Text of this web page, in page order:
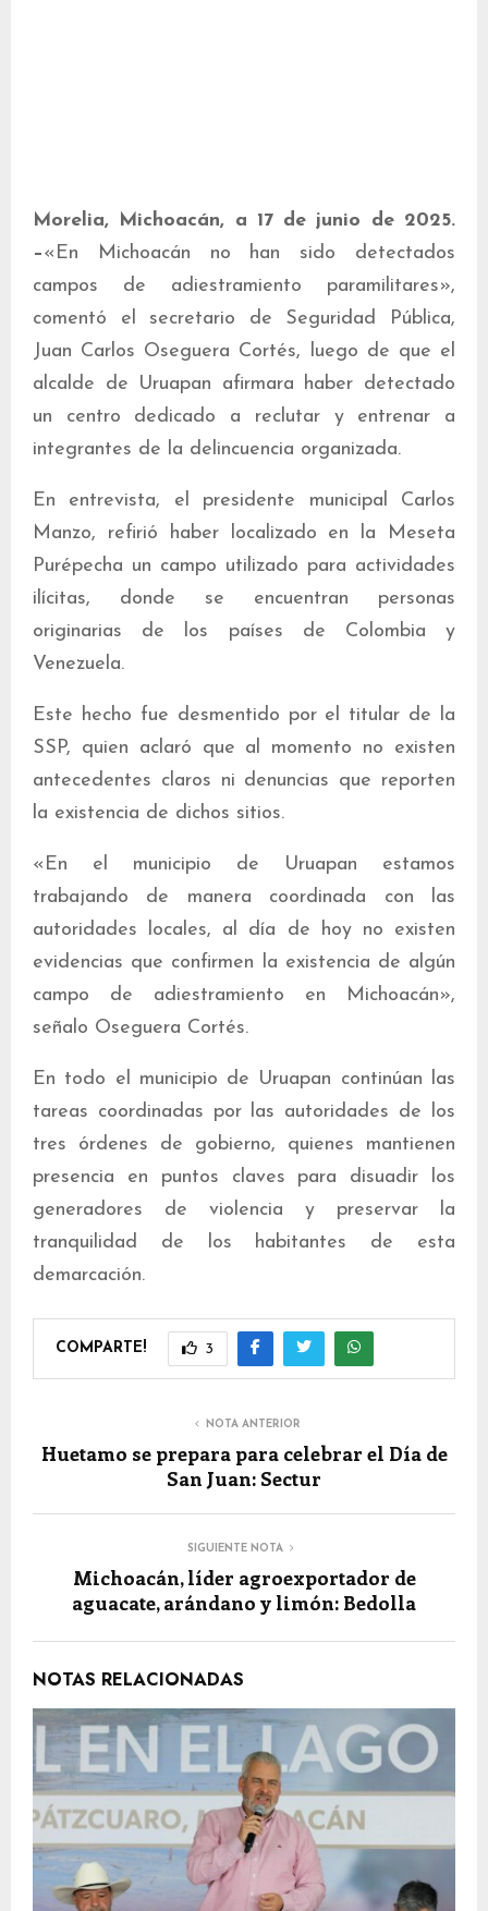
Morelia, Michoacán, a 17 de junio de 2025.
–«En Michoacán no han sido detectados
campos de adiestramiento paramilitares»,
comentó el secretario de Seguridad Pública,
Juan Carlos Oseguera Cortés, luego de que el
alcalde de Uruapan afirmara haber detectado
un centro dedicado a reclutar y entrenar a
integrantes de la delincuencia organizada.
En entrevista, el presidente municipal Carlos
Manzo, refirió haber localizado en la Meseta
Purépecha un campo utilizado para actividades
ilícitas, donde se encuentran personas
originarias de los países de Colombia y
Venezuela.
Este hecho fue desmentido por el titular de la
SSP, quien aclaró que al momento no existen
antecedentes claros ni denuncias que reporten
la existencia de dichos sitios.
«En el municipio de Uruapan estamos
trabajando de manera coordinada con las
autoridades locales, al día de hoy no existen
evidencias que confirmen la existencia de algún
campo de adiestramiento en Michoacán»,
señalo Oseguera Cortés.
En todo el municipio de Uruapan continúan las
tareas coordinadas por las autoridades de los
tres órdenes de gobierno, quienes mantienen
presencia en puntos claves para disuadir los
generadores de violencia y preservar la
tranquilidad de los habitantes de esta
demarcación.
COMPARTE! 3
NOTA ANTERIOR
Huetamo se prepara para celebrar el Día de
San Juan: Sectur
SIGUIENTE NOTA
Michoacán, líder agroexportador de
aguacate, arándano y limón: Bedolla
NOTAS RELACIONADAS